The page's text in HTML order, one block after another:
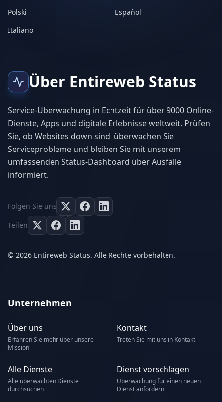
Polski
Español
Italiano
Über Entireweb Status
Service-Überwachung in Echtzeit für über 9000 Online-
Dienste, Apps und digitale Erlebnisse weltweit. Prüfen
Sie, ob Websites down sind, überwachen Sie
Serviceprobleme und bleiben Sie mit unserem
umfassenden Status-Dashboard über Ausfälle
informiert.
Folgen Sie uns
Teilen
© 2026 Entireweb Status. Alle Rechte vorbehalten.
Unternehmen
Über uns
Erfahren Sie mehr über unsere
Mission
Kontakt
Treten Sie mit uns in Kontakt
Alle Dienste
Alle überwachten Dienste
durchsuchen
Dienst vorschlagen
Überwachung für einen neuen
Dienst anfordern